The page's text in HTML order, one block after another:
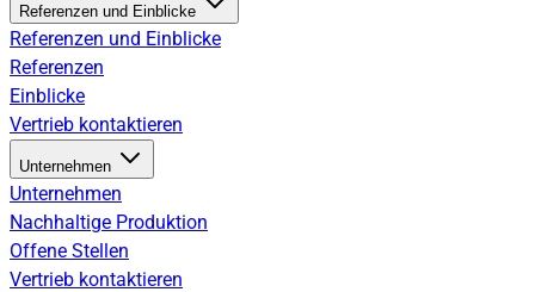
Referenzen und Einblicke
Referenzen und Einblicke
Referenzen
Einblicke
Vertrieb kontaktieren
Unternehmen
Unternehmen
Nachhaltige Produktion
Offene Stellen
Vertrieb kontaktieren